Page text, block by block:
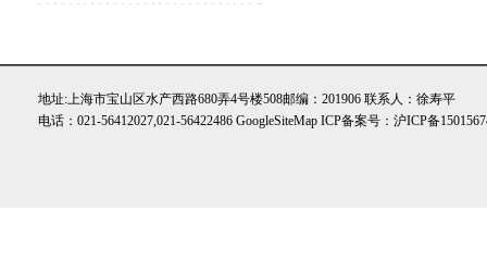
地址:上海市宝山区水产西路680弄4号楼508邮编：201906 联系人：徐寿平
电话：021-56412027,021-56422486 GoogleSiteMap ICP备案号： 沪ICP备